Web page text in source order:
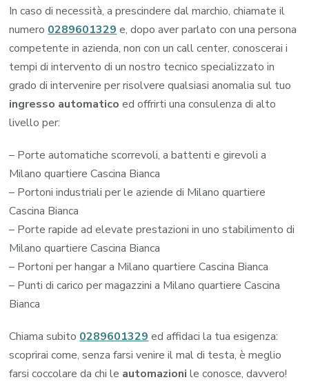
In caso di necessità, a prescindere dal marchio, chiamate il
numero 0289601329 e, dopo aver parlato con una persona
competente in azienda, non con un call center, conoscerai i
tempi di intervento di un nostro tecnico specializzato in
grado di intervenire per risolvere qualsiasi anomalia sul tuo
ingresso automatico ed offrirti una consulenza di alto
livello per:
– Porte automatiche scorrevoli, a battenti e girevoli a
Milano quartiere Cascina Bianca
– Portoni industriali per le aziende di Milano quartiere
Cascina Bianca
– Porte rapide ad elevate prestazioni in uno stabilimento di
Milano quartiere Cascina Bianca
– Portoni per hangar a Milano quartiere Cascina Bianca
– Punti di carico per magazzini a Milano quartiere Cascina
Bianca
Chiama subito 0289601329 ed affidaci la tua esigenza:
scoprirai come, senza farsi venire il mal di testa, è meglio
farsi coccolare da chi le automazioni le conosce, davvero!